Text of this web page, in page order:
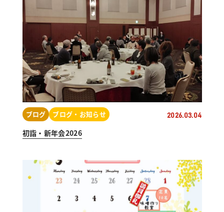
ブログ ブログ・お知らせ 2026.03.04
初詣・新年会2026